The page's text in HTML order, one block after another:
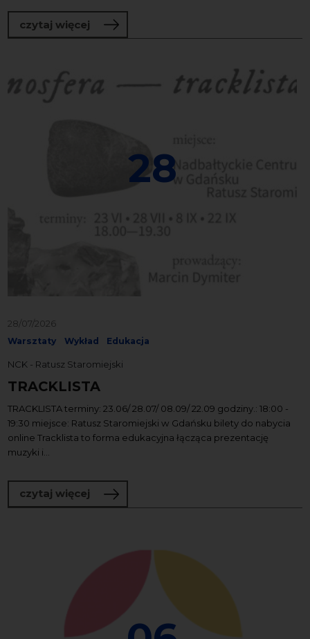
czytaj więcej o Barefoot listening / słuchanie z
28
28/07/2026
Warsztaty Wykład Edukacja
NCK - Ratusz Staromiejski
TRACKLISTA
TRACKLISTA terminy: 23.06/ 28.07/ 08.09/ 22.09 godziny.: 18:00 -
19:30 miejsce: Ratusz Staromiejski w Gdańsku bilety do nabycia
online Tracklista to forma edukacyjna łącząca prezent­­ację
muzyki i...
czytaj więcej o TRACKLISTA